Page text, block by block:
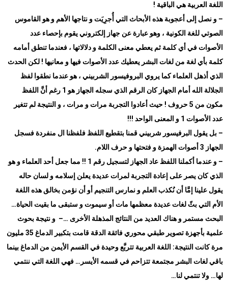
اللغة العربية هي الباقية !
– و نصل إلى أعجوبة هذه الأبحاث التي أُجرِيَت و نتاجها الأهم و هو القاموس
الصوتي للغة الكونية ، وهو عبارة عن جهاز إلكتروني يقوم بإحصاء عدد
الأصوات في أي كلمة ثم يعطي معنى الكلمة و دلالاتها ، فعندما تنطق أمامه
كلمة بأي لغة من لغات البشر يعطيك عدد الأصوات فيها و معانيها ! لكن الحدث
الذي أذهل العلماء كما يروي البروفيسور الشربيني ، هو عندما نطقوا لفظ
الجلالة الله أمام الجهاز كان الرقم الذي سجله الجهاز هو 1 رغم أنَّ اللفظ
مكون من 5 حروف ! حيث أعادوا التجربة مرات و مرات ، و النتيجة لم تتغير
عدد الأصوات 1 و المعنى الواحد
!!!
– بل يقول البرفيسور شربيني قمنا بتقطيع اللفظ فلفظنا ال منفردة فسجل
الجهاز 3 أصوات الهمزة و فتحتها و حرف اللام
.
–
و عندما أكملنا اللفظ عاد الجهاز لتسجيل رقم 1 !! مما جعل أحد العلماء و هو
الذي كان يصر على إعادة التجربة لمرات عديدة يعلن إسلامه و لسان حاله
يقول علينا إمَّا أن نُكذب العلم و نمارس التنجيم أو أن نؤمن بخالق هذه اللغة
الأم التي بثّ لغات عديدة معظمها مات أو سيموت و ستبقى ما بقيت الحياة…
البحث مستمر و هناك العديد من النتائج المذهلة الأخرى …– و نتيجة بحوث
علمية بأجهزة تصوير طبقي محوري فائقة الدقة قامت بتكبير الدماغ 35 مليون
مرة كانت النتيجة: اللغة العربية تتربَّع وحيدة في القسم الأيمن من الدماغ بينما
باقي لغات البشر مجتمعة تتزاحم في قسمه الأيسر… فهي اللغة التي ننتمي
لها… ولا تنتمي لنا…